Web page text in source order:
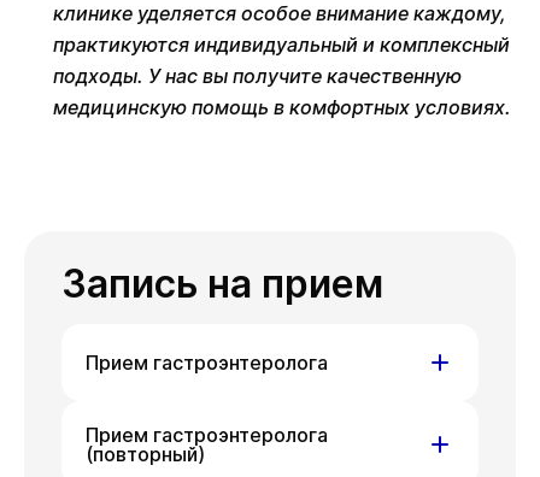
клинике уделяется особое внимание каждому,
практикуются индивидуальный и комплексный
подходы. У нас вы получите качественную
медицинскую помощь в комфортных условиях.
Запись на прием
Прием гастроэнтеролога
ул. Гоголя, д. 42
Прием гастроэнтеролога
(повторный)